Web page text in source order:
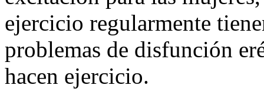
ejercicio regularmente
problemas de disfunción
hacen ejercicio.